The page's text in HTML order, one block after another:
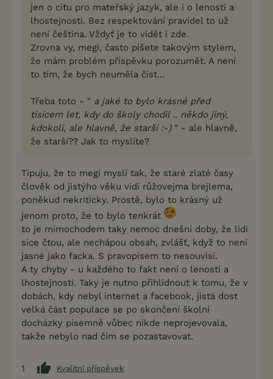
jen o citu pro mateřský jazyk, ale i o lenosti a
lhostejnosti. Bez respektování pravidel to už
není čeština. Vždyť je to vidět i zde.
Zrovna vy, megi, často píšete takovým stylem,
že mám problém příspěvku porozumět. A není
to tím, že bych neuměla číst...
Třeba toto - " a jaké to bylo krásné před
tisícem let, kdy do školy chodil .. někdo jiný,
kdokoli, ale hlavně, že starší :-) " - ale hlavně,
že starší?? Jak to myslíte?
Tipuju, že to megí myslí tak, že staré zlaté časy
člověk od jistýho věku vidí růžovejma brejlema,
poněkud nekriticky. Prostě, bylo to krásný už
jenom proto, že to bylo tenkrát
to je mimochodem taky nemoc dnešní doby, že lidi
sice čtou, ale nechápou obsah, zvlášť, když to není
jasné jako facka. S pravopisem to nesouvisí.
A ty chyby - u každého to fakt není o lenosti a
lhostejnosti. Taky je nutno přihlídnout k tomu, že v
dobách, kdy nebyl internet a facebook, jistá dost
velká část populace se po skončení školní
docházky písemně vůbec nikde neprojevovala,
takže nebylo nad čím se pozastavovat.
1
Kvalitní příspěvek